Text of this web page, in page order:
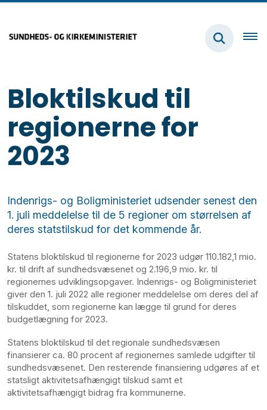
Bloktilskud til
regionerne for
2023
Indenrigs- og Boligministeriet udsender senest den
1. juli meddelelse til de 5 regioner om størrelsen af
deres statstilskud for det kommende år.
Statens bloktilskud til regionerne for 2023 udgør 110.182,1 mio.
kr. til drift af sundhedsvæsenet og 2.196,9 mio. kr. til
regionernes udviklingsopgaver. Indenrigs- og Boligministeriet
giver den 1. juli 2022 alle regioner meddelelse om deres del af
tilskuddet, som regionerne kan lægge til grund for deres
budgetlægning for 2023.
Statens bloktilskud til det regionale sundhedsvæsen
finansierer ca. 80 procent af regionernes samlede udgifter til
sundhedsvæsenet. Den resterende finansiering udgøres af et
statsligt aktivitetsafhængigt tilskud samt et
aktivitetsafhængigt bidrag fra kommunerne.